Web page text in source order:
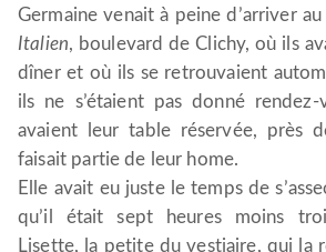
Germaine venait à peine d’arriver
Italien, boulevard de Clichy, où ils
dîner et où ils se retrouvaient
ils ne s’étaient pas donné
avaient leur table réservée, près
faisait partie de leur home.
Elle avait eu juste le temps de
qu’il était sept heures moins
Lisette, la petite du vestiaire, qui la